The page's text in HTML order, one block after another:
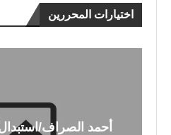
اختيارات المحررين
أحمد الصراف/